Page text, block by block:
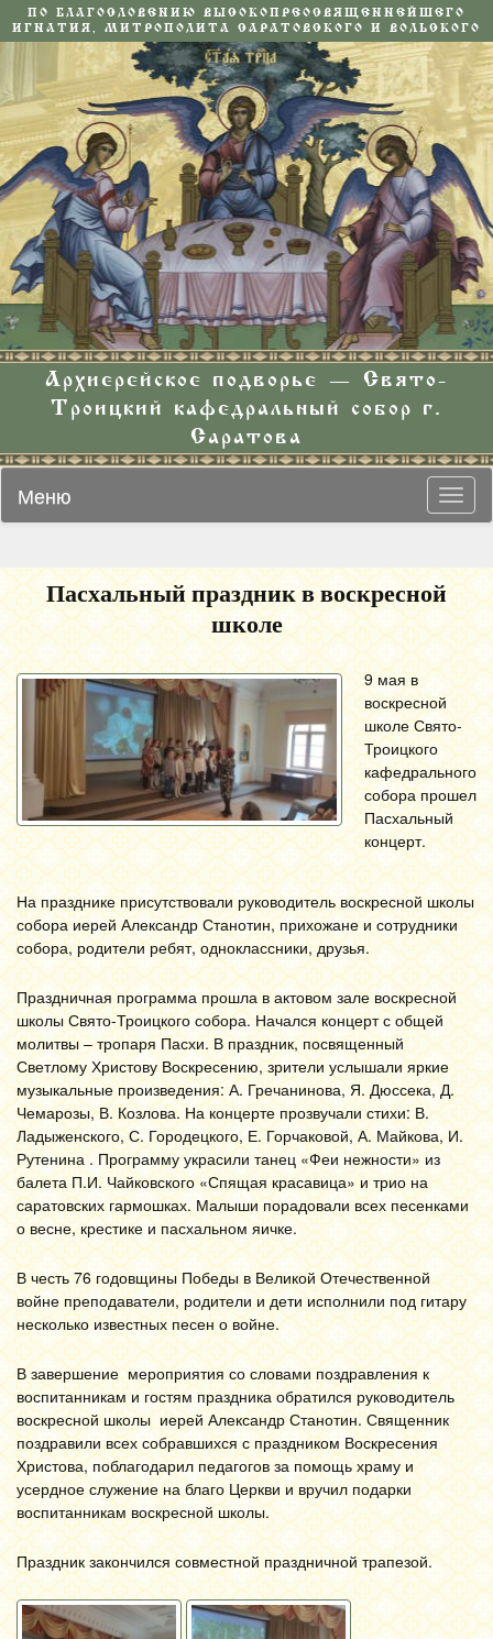
ПО БЛАГОСЛОВЕНИЮ ВЫСОКОПРЕОСВЯЩЕННЕЙШЕГО
ИГНАТИЯ, МИТРОПОЛИТА САРАТОВСКОГО И ВОЛЬСКОГО
Архиерейское подворье — Свято-
Троицкий кафедральный собор г.
Саратова
Меню
Пасхальный праздник в воскресной
школе
9 мая в
воскресной
школе Свято-
Троицкого
кафедрального
собора прошел
Пасхальный
концерт.
На празднике присутствовали руководитель воскресной школы
собора иерей Александр Станотин, прихожане и сотрудники
собора, родители ребят, одноклассники, друзья.
Праздничная программа прошла в актовом зале воскресной
школы Свято-Троицкого собора. Начался концерт с общей
молитвы – тропаря Пасхи. В праздник, посвященный
Светлому Христову Воскресению, зрители услышали яркие
музыкальные произведения: А. Гречанинова, Я. Дюссека, Д.
Чемарозы, В. Козлова. На концерте прозвучали стихи: В.
Ладыженского, С. Городецкого, Е. Горчаковой, А. Майкова, И.
Рутенина . Программу украсили танец «Феи нежности» из
балета П.И. Чайковского «Спящая красавица» и трио на
саратовских гармошках. Малыши порадовали всех песенками
о весне, крестике и пасхальном яичке.
В честь 76 годовщины Победы в Великой Отечественной
войне преподаватели, родители и дети исполнили под гитару
несколько известных песен о войне.
В завершение мероприятия со словами поздравления к
воспитанникам и гостям праздника обратился руководитель
воскресной школы иерей Александр Станотин. Священник
поздравили всех собравшихся с праздником Воскресения
Христова, поблагодарил педагогов за помощь храму и
усердное служение на благо Церкви и вручил подарки
воспитанникам воскресной школы.
Праздник закончился совместной праздничной трапезой.